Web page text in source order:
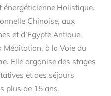
énergéticienne Holistique.
Chinoise, aux
et d’Egypte Antique.
Méditation, à la Voie du
Elle organise des stages
et des séjours
plus de 15 ans.